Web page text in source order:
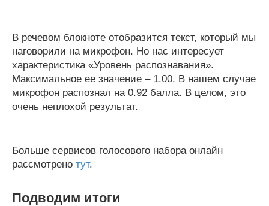
В речевом блокноте отобразится текст, который мы
наговорили на микрофон. Но нас интересует
характеристика «Уровень распознавания».
Максимальное ее значение – 1.00. В нашем случае
микрофон распознал на 0.92 балла. В целом, это
очень неплохой результат.
Больше сервисов голосового набора онлайн
рассмотрено тут.
Подводим итоги